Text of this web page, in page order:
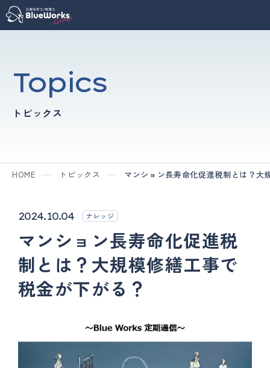
Topics
トピックス
HOME トピックス マンション長寿命化促進税制とは？大
2024.10.04 ナレッジ
マンション長寿命化促進税
制とは？大規模修繕工事で
税金が下がる？